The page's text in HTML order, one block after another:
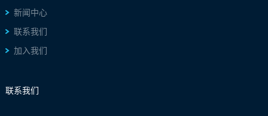
新闻中心
联系我们
加入我们
联系我们